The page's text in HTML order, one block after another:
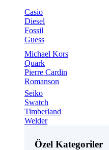
Casio
Diesel
Fossil
Guess
Michael Kors
Quark
Pierre Cardin
Romanson
Seiko
Swatch
Timberland
Welder
Özel Kategoriler